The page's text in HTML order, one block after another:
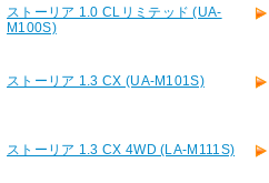
ストーリア 1.0 CLリミテッド (UA-
M100S)
ストーリア 1.3 CX (UA-M101S)
ストーリア 1.3 CX 4WD (LA-M111S)